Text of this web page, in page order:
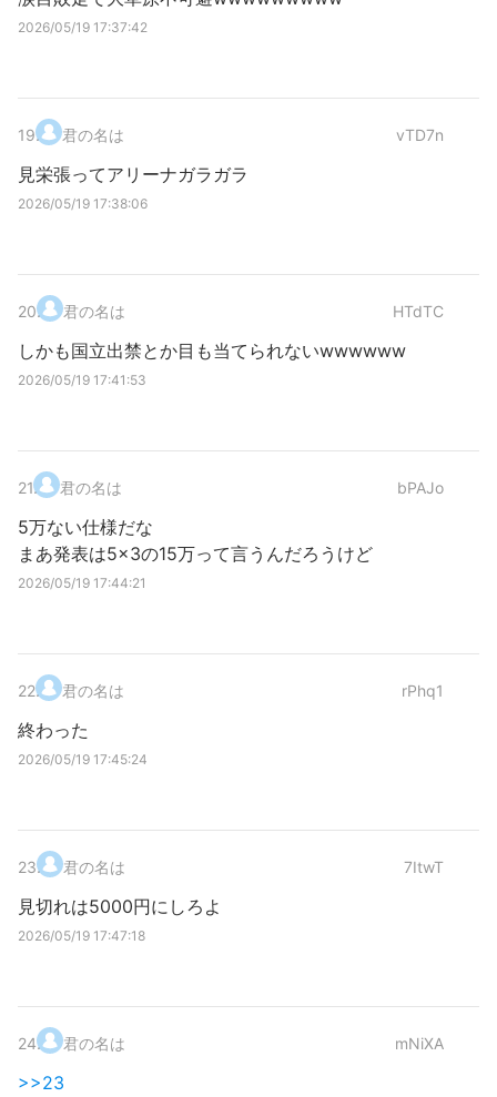
2026/05/19 17:37:42
19. 君の名は vTD7n
見栄張ってアリーナガラガラ
2026/05/19 17:38:06
20. 君の名は HTdTC
しかも国立出禁とか目も当てられないwwwwww
2026/05/19 17:41:53
21. 君の名は bPAJo
5万ない仕様だな
まあ発表は5×3の15万って言うんだろうけど
2026/05/19 17:44:21
22. 君の名は rPhq1
終わった
2026/05/19 17:45:24
23. 君の名は 7ItwT
見切れは5000円にしろよ
2026/05/19 17:47:18
24. 君の名は mNiXA
>>23